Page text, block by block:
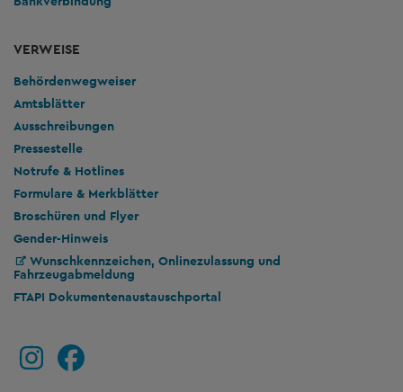
VERWEISE
Behördenwegweiser
Amtsblätter
Ausschreibungen
Pressestelle
Notrufe & Hotlines
Formulare & Merkblätter
Broschüren und Flyer
Gender-Hinweis
Wunschkennzeichen, Onlinezulassung und
Fahrzeugabmeldung
FTAPI Dokumentenaustauschportal